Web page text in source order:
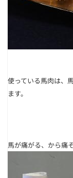
使っている馬肉は、
ます。
馬が痛がる、から痛